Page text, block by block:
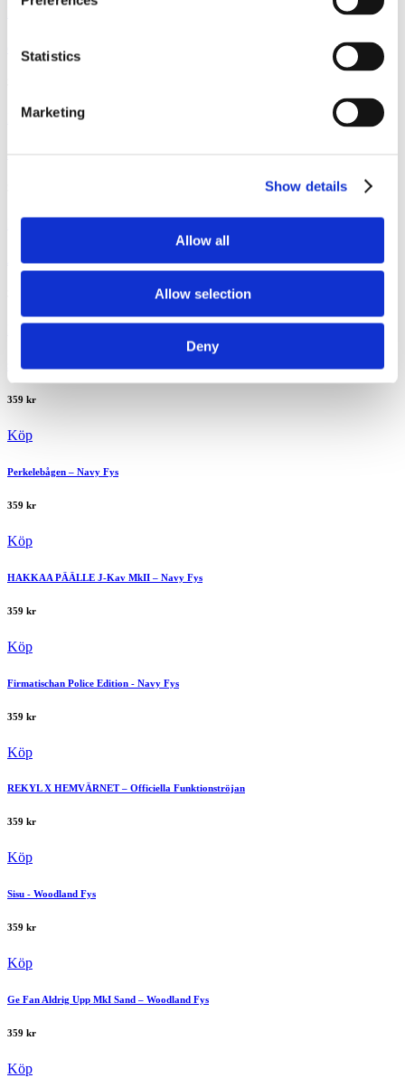
Statistics
Marketing
Show details
Allow all
Allow selection
Deny
Get Shit Done MkI - Navy Fys
Köp
Köp
Armén MkII – Royal Blue Fys
Köp
SISU Flag – Navy Fys
359 kr
Köp
Perkelebågen – Navy Fys
359 kr
Köp
HAKKAA PÄÄLLE J-Kav MkII – Navy Fys
359 kr
Köp
Firmatischan Police Edition - Navy Fys
359 kr
Köp
REKYL X HEMVÄRNET – Officiella Funktionströjan
359 kr
Köp
Sisu - Woodland Fys
359 kr
Köp
Ge Fan Aldrig Upp MkI Sand – Woodland Fys
359 kr
Köp